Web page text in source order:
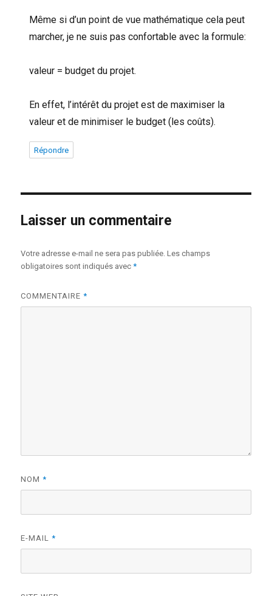
Même si d’un point de vue mathématique cela peut
marcher, je ne suis pas confortable avec la formule:
valeur = budget du projet.
En effet, l’intérêt du projet est de maximiser la
valeur et de minimiser le budget (les coûts).
Répondre
Laisser un commentaire
Votre adresse e-mail ne sera pas publiée. Les champs
obligatoires sont indiqués avec*
COMMENTAIRE*
NOM*
E-MAIL*